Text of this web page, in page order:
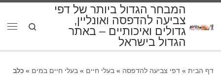
המבחר הגדול ביותר של דפי
צביעה להדפסה ואונליין,
גדולים ואיכותיים – באתר
הגדול בישראל
Search
דף הבית » דפי צביעה להדפסה » בעלי חיים » בעלי חיים במים » כלב